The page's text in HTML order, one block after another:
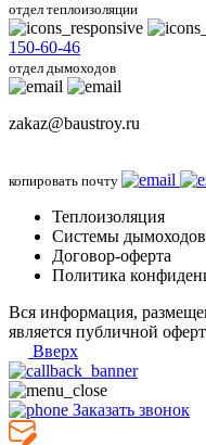
отдел теплоизоляции
150-60-46
отдел дымоходов
zakaz@baustroy.ru
копировать почту
Теплоизоляция
Системы дымоходов
Договор-оферта
Политика
Вся информация,
является публичной
Вверх
Заказать звонок